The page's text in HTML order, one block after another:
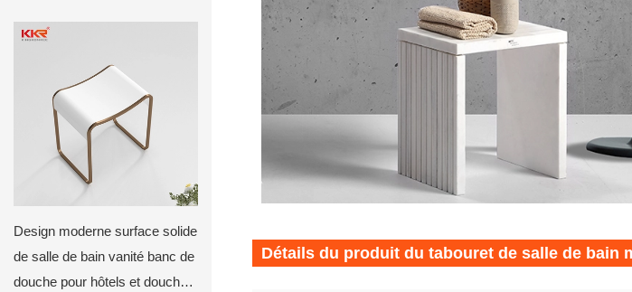
contrats
Design moderne surface solide
de salle de bain vanité banc de
douche pour hôtels et douches
Détails du produit du tabouret de salle de bain